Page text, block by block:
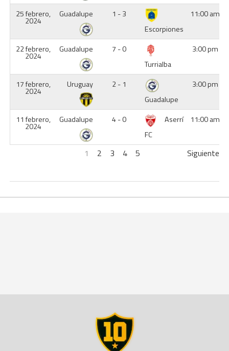
25 febrero,
2024
Guadalupe
1 - 3
Escorpiones
11:00 am
22 febrero,
2024
Guadalupe
7 - 0
Turrialba
3:00 pm
17 febrero,
2024
Uruguay
2 - 1
Guadalupe
3:00 pm
11 febrero,
2024
Guadalupe 4 - 0
Aserrí
FC
11:00 am
1 2 3 4 5 Siguiente